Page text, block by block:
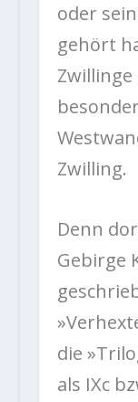
oder
gehört
Zwilling.
Denn
Gebirge
die
als IXc